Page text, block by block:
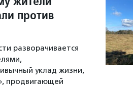
против
разворачивается
уклад жизни,
продвигающей